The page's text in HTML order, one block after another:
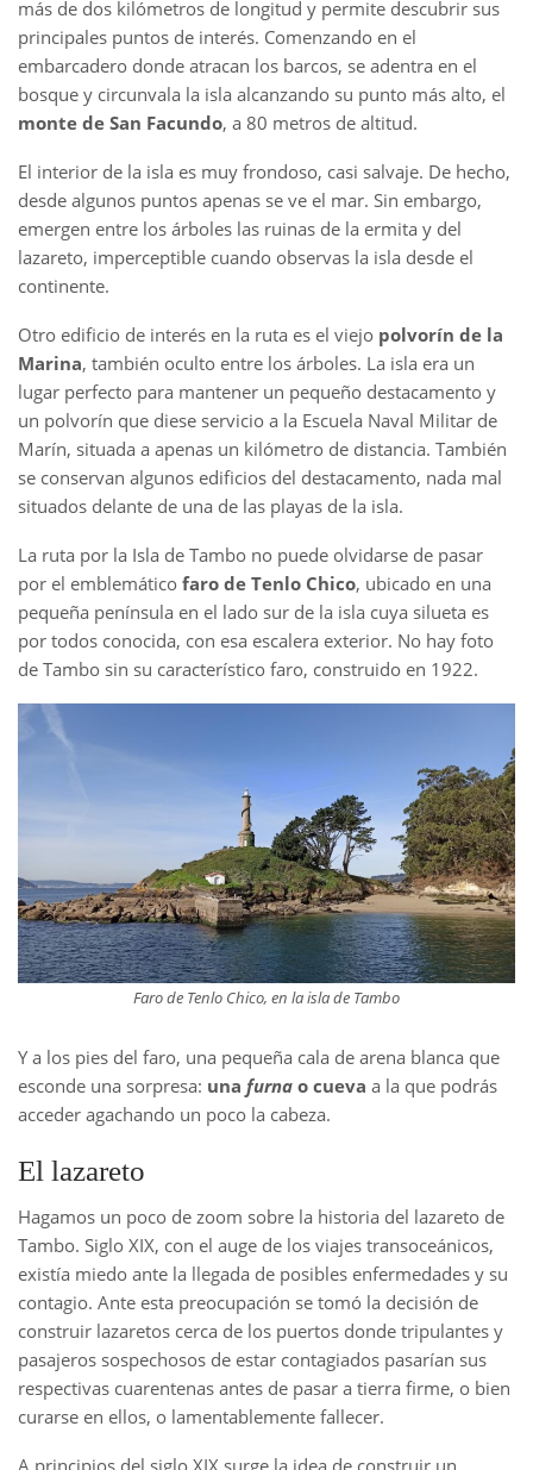
más de dos kilómetros de longitud y permite descubrir sus
principales puntos de interés. Comenzando en el
embarcadero donde atracan los barcos, se adentra en el
bosque y circunvala la isla alcanzando su punto más alto, el
monte de San Facundo, a 80 metros de altitud.
El interior de la isla es muy frondoso, casi salvaje. De hecho,
desde algunos puntos apenas se ve el mar. Sin embargo,
emergen entre los árboles las ruinas de la ermita y del
lazareto, imperceptible cuando observas la isla desde el
continente.
Otro edificio de interés en la ruta es el viejo polvorín de la
Marina, también oculto entre los árboles. La isla era un
lugar perfecto para mantener un pequeño destacamento y
un polvorín que diese servicio a la Escuela Naval Militar de
Marín, situada a apenas un kilómetro de distancia. También
se conservan algunos edificios del destacamento, nada mal
situados delante de una de las playas de la isla.
La ruta por la Isla de Tambo no puede olvidarse de pasar
por el emblemático faro de Tenlo Chico, ubicado en una
pequeña península en el lado sur de la isla cuya silueta es
por todos conocida, con esa escalera exterior. No hay foto
de Tambo sin su característico faro, construido en 1922.
Faro de Tenlo Chico, en la isla de Tambo
Y a los pies del faro, una pequeña cala de arena blanca que
esconde una sorpresa: una furna o cueva a la que podrás
acceder agachando un poco la cabeza.
El lazareto
Hagamos un poco de zoom sobre la historia del lazareto de
Tambo. Siglo XIX, con el auge de los viajes transoceánicos,
existía miedo ante la llegada de posibles enfermedades y su
contagio. Ante esta preocupación se tomó la decisión de
construir lazaretos cerca de los puertos donde tripulantes y
pasajeros sospechosos de estar contagiados pasarían sus
respectivas cuarentenas antes de pasar a tierra firme, o bien
curarse en ellos, o lamentablemente fallecer.